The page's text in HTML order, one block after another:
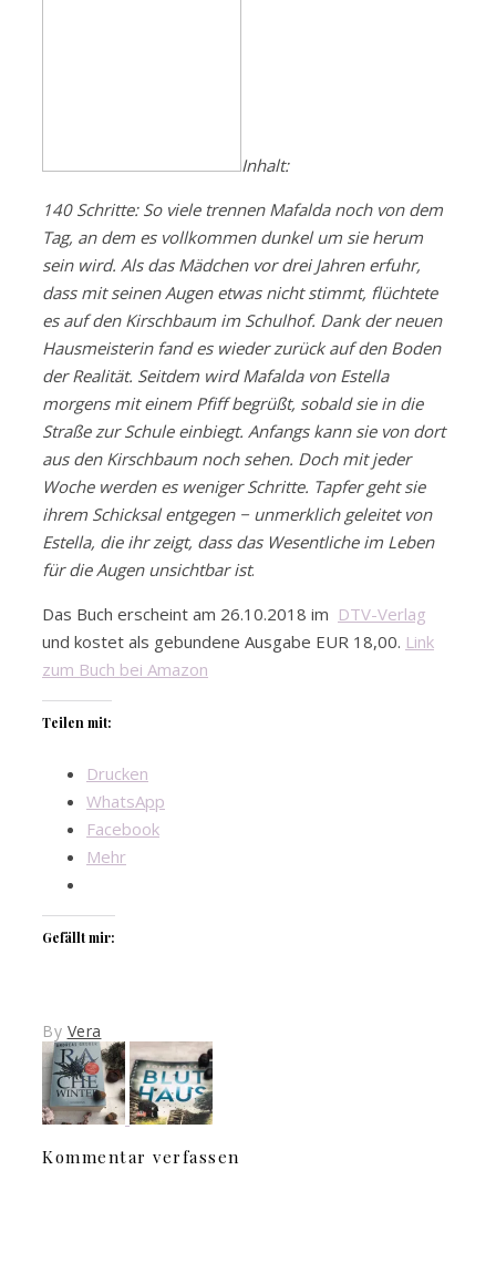
Inhalt:
140 Schritte: So viele trennen Mafalda noch von dem
Tag, an dem es vollkommen dunkel um sie herum
sein wird. Als das Mädchen vor drei Jahren erfuhr,
dass mit seinen Augen etwas nicht stimmt, flüchtete
es auf den Kirschbaum im Schulhof. Dank der neuen
Hausmeisterin fand es wieder zurück auf den Boden
der Realität. Seitdem wird Mafalda von Estella
morgens mit einem Pfiff begrüßt, sobald sie in die
Straße zur Schule einbiegt. Anfangs kann sie von dort
aus den Kirschbaum noch sehen. Doch mit jeder
Woche werden es weniger Schritte. Tapfer geht sie
ihrem Schicksal entgegen − unmerklich geleitet von
Estella, die ihr zeigt, dass das Wesentliche im Leben
für die Augen unsichtbar ist.
Das Buch erscheint am 26.10.2018 im DTV-Verlag
und kostet als gebundene Ausgabe EUR 18,00. Link
zum Buch bei Amazon
Teilen mit:
Drucken
WhatsApp
Facebook
Mehr
Gefällt mir:
By Vera
Kommentar verfassen